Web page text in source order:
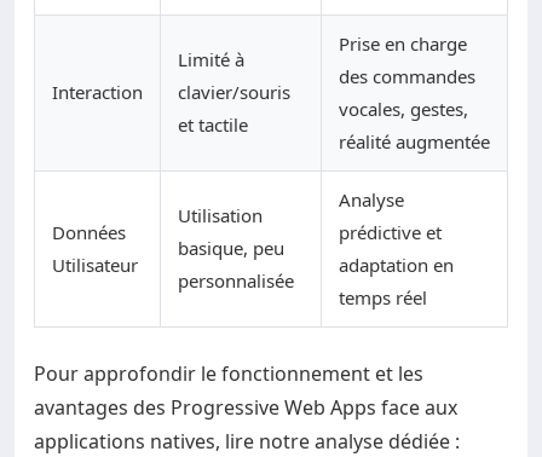
Interaction
Limité à
clavier/souris
et tactile
Prise en charge
des commandes
vocales, gestes,
réalité augmentée
Données
Utilisateur
Utilisation
basique, peu
personnalisée
Analyse
prédictive et
adaptation en
temps réel
Pour approfondir le fonctionnement et les
avantages des Progressive Web Apps face aux
applications natives, lire notre analyse dédiée :